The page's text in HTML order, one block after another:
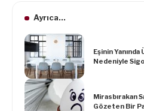
Ayrıca...
Eşinin Yanında
Nedeniyle
Mirasbırakan
Gözeten Bir